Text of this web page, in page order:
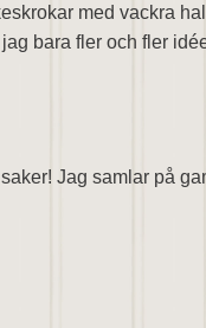
med vackra
bara fler och fler
Jag samlar på